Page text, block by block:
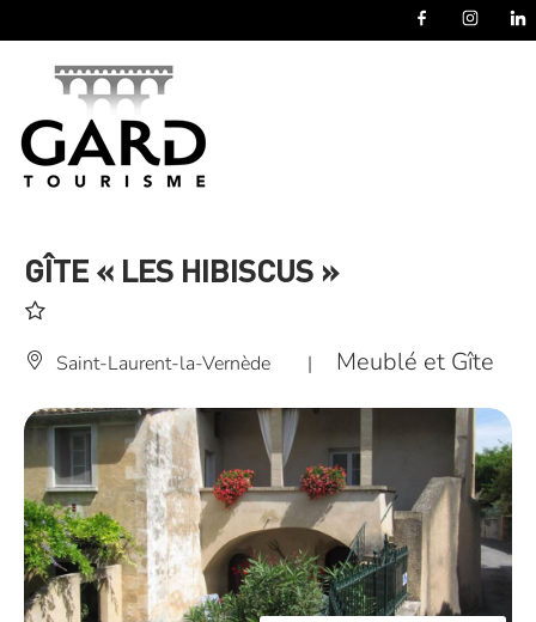
GÎTE « LES HIBISCUS »
Saint-Laurent-la-Vernède | Meublé et Gîte